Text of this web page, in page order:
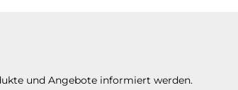
und Angebote informiert werden.